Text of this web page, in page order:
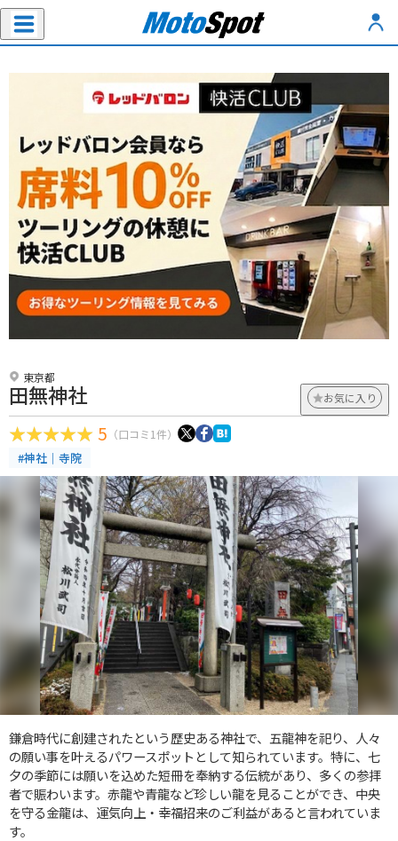
東京都
田無神社 お気に入り
5 （口コミ1件）
#神社｜寺院
鎌倉時代に創建されたという歴史ある神社で、五龍神を祀り、人々
の願い事を叶えるパワースポットとして知られています。特に、七
夕の季節には願いを込めた短冊を奉納する伝統があり、多くの参拝
者で賑わいます。赤龍や青龍など珍しい龍を見ることができ、中央
を守る金龍は、運気向上・幸福招来のご利益があると言われていま
す。